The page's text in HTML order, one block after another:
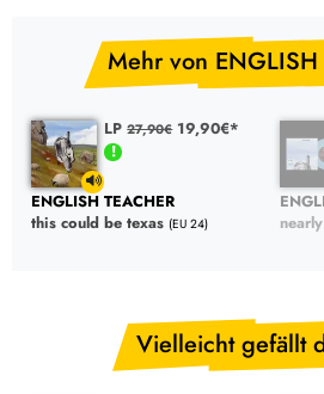
Mehr von ENGLISH
LP27,90€19,90€*
ENGLISH TEACHER
this could be texas (EU 24)
Vielleicht gefällt